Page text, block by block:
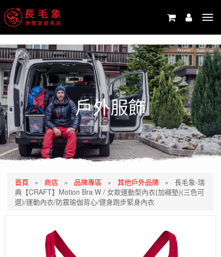
戶外服飾
首頁 » 商店 » 品牌專區 » 其他戶外品牌 » 長毛象-瑞
典【CRAFT】Motion Bra W / 女款運動型內衣(加襯墊)(三色可
選)/運動內衣/防震瑜伽背心/健身跑步緊身內衣